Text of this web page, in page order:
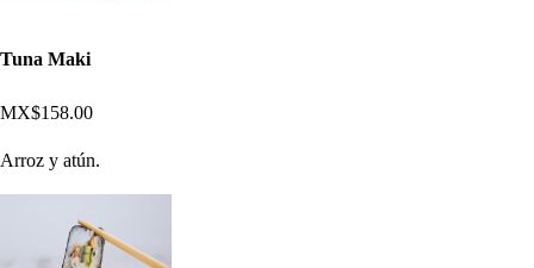
Tuna Maki
MX$158.00
Arroz y atún.